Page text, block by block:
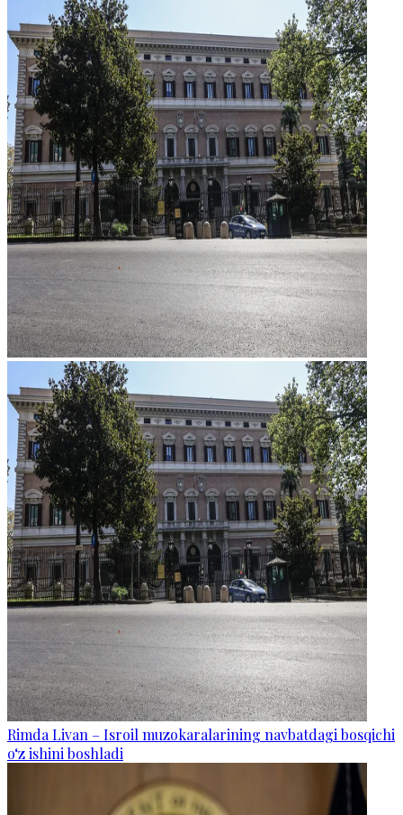
Rimda Livan – Isroil muzokaralarining navbatdagi bosqichi
o‘z ishini boshladi